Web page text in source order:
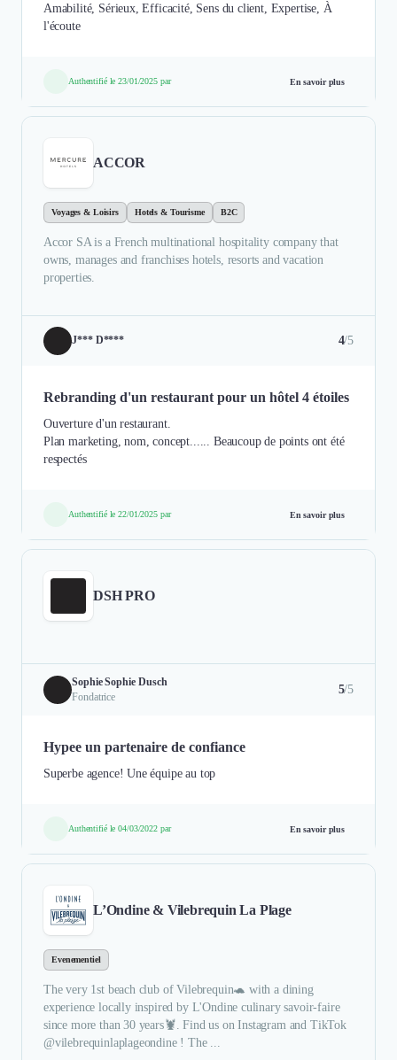
Amabilité, Sérieux, Efficacité, Sens du client, Expertise, À
l'écoute
Authentifié le 23/01/2025 par En savoir plus
ACCOR
Voyages & Loisirs Hotels & Tourisme B2C
Accor SA is a French multinational hospitality company that
owns, manages and franchises hotels, resorts and vacation
properties.
J*** D**** 4/5
Rebranding d'un restaurant pour un hôtel 4 étoiles
Ouverture d'un restaurant.
Plan marketing, nom, concept...... Beaucoup de points ont été
respectés
Authentifié le 22/01/2025 par En savoir plus
DSH PRO
Sophie Sophie Dusch
Fondatrice
5/5
Hypee un partenaire de confiance
Superbe agence! Une équipe au top
Authentifié le 04/03/2022 par En savoir plus
L’Ondine & Vilebrequin La Plage
Evenementiel
The very 1st beach club of Vilebrequin🐢 with a dining
experience locally inspired by L'Ondine culinary savoir-faire
since more than 30 years🦞. Find us on Instagram and TikTok
@vilebrequinlaplageondine ! The ...